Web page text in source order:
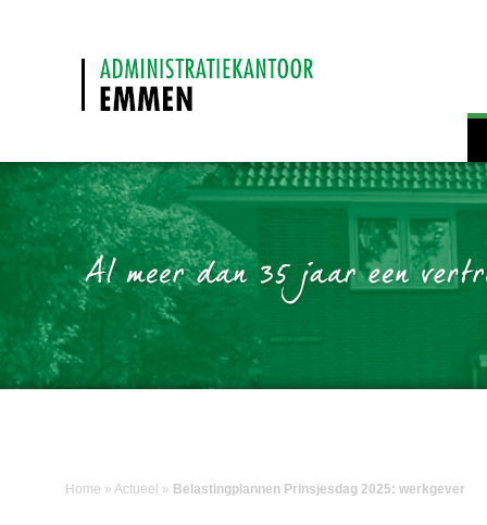
Home » Actueel » Belastingplannen Prinsjesdag 2025: werkgever